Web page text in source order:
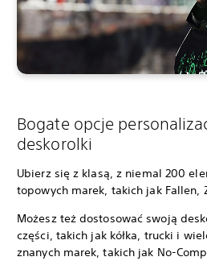
Bogate opcje
deskorolki
Ubierz się z klasą, z niemal 200
topowych marek, takich jak Fallen,
Możesz też dostosować swoją
części, takich jak kółka, trucki i
znanych marek, takich jak No-